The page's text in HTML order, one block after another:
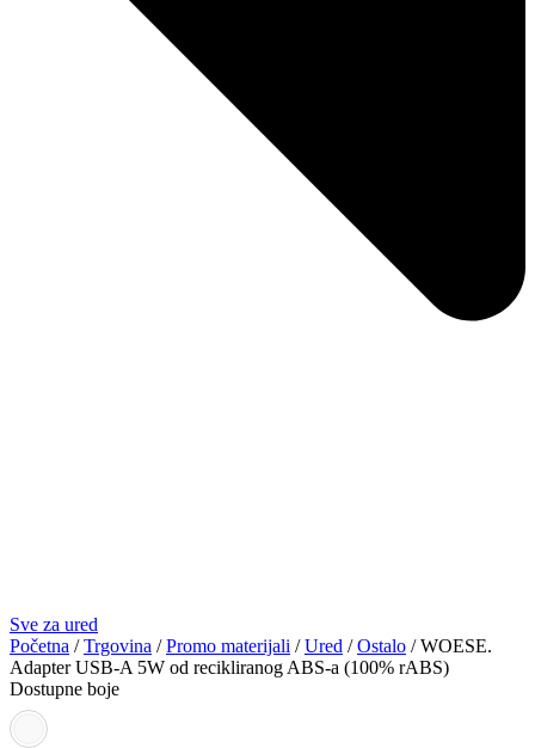
Sve za ured
Početna /Trgovina /Promo materijali /Ured /Ostalo / WOESE.
Adapter USB-A 5W od recikliranog ABS-a (100% rABS)
Dostupne boje